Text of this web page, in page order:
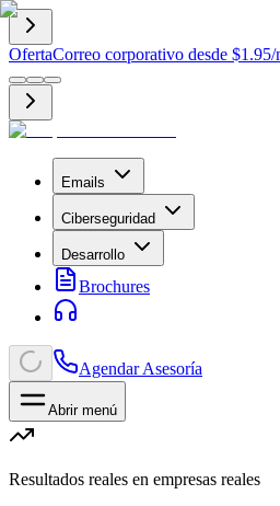
OfertaCorreo corporativo desde
Emails
Ciberseguridad
Desarrollo
Brochures
Agendar Asesoría
Abrir menú
Resultados reales en empresas reales